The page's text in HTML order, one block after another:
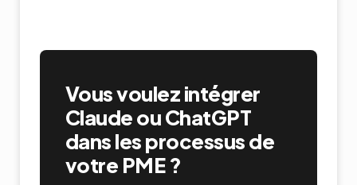
Vous voulez intégrer
Claude ou ChatGPT
dans les processus de
votre PME ?